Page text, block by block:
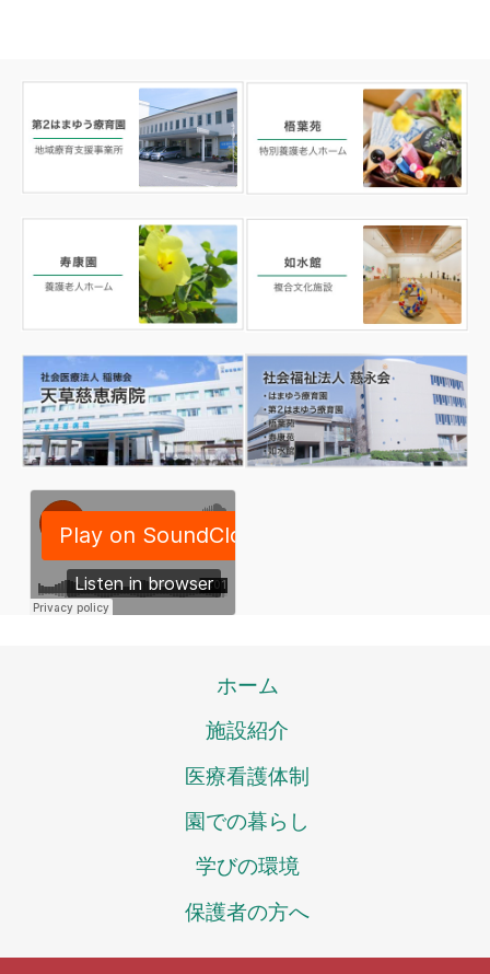
ホーム
施設紹介
医療看護体制
園での暮らし
学びの環境
保護者の方へ